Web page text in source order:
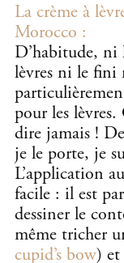
La crème à
Morocco :
D’habitude, ni
lèvres ni le fini
pour les
dire jamais !
je le porte, je
L’application
facile : il est
dessiner le
même tricher
cupid’s bow) et